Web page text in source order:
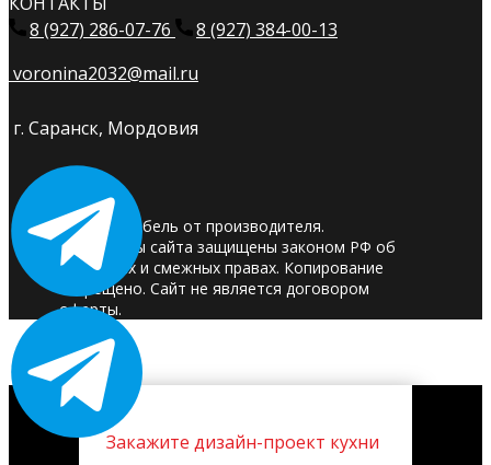
8 (927) 286-07-76
8 (927) 384-00-13
voronina2032@mail.ru
г. Саранск, Мордовия
© 2025. Мебель от производителя.
Материалы сайта защищены законом РФ об
авторских и смежных правах. Копирование
запрещено. Сайт не является договором
оферты.
Закажите дизайн-проект кухни